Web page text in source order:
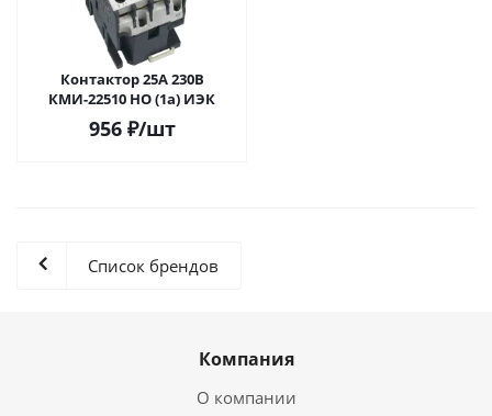
Контактор 25А 230В
КМИ-22510 НО (1а) ИЭК
956₽/шт
Список брендов
Компания
О компании